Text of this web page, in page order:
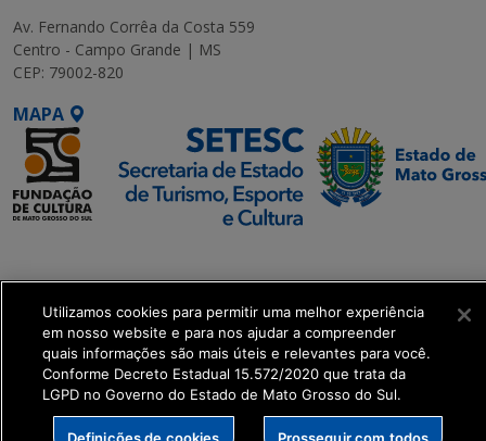
Av. Fernando Corrêa da Costa 559
Centro - Campo Grande | MS
CEP: 79002-820
MAPA
Executiva de
Transformação Digital
get_footer();
Utilizamos cookies para permitir uma melhor experiência
em nosso website e para nos ajudar a compreender
quais informações são mais úteis e relevantes para você.
Conforme Decreto Estadual 15.572/2020 que trata da
LGPD no Governo do Estado de Mato Grosso do Sul.
Definições de cookies Prosseguir com todos